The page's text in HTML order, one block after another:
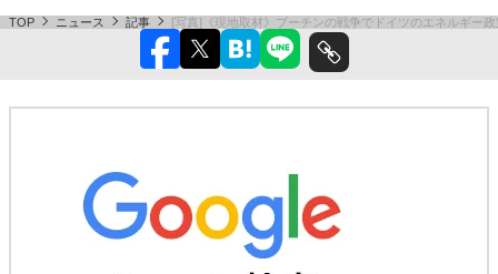
TOP ニュース 記事 [写真]《現地取材》プーチンの戦争でドイツのエネルギー